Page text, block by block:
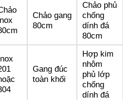
Chảo gang
80cm
Chảo phủ
chống
dính đá
80cm
Gang đúc
toàn khối
Hợp kim
nhôm
phủ lớp
chống
dính đá